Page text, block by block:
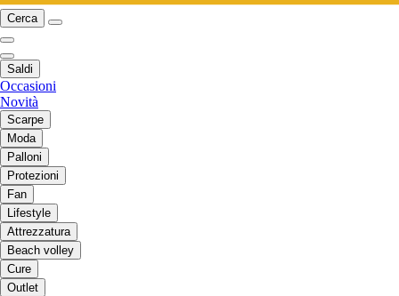
Cerca
Saldi
Occasioni
Novità
Scarpe
Moda
Palloni
Protezioni
Fan
Lifestyle
Attrezzatura
Beach volley
Cure
Outlet